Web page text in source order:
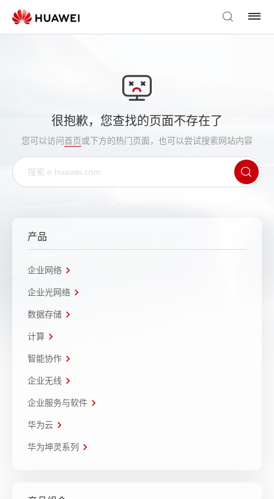
很抱歉，您查找的页面不存在了
您可以访问首页或下方的热门页面，也可以尝试搜索网站内容
产品
企业网络
企业光网络
数据存储
计算
智能协作
企业无线
企业服务与软件
华为云
华为坤灵系列